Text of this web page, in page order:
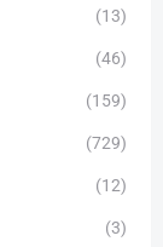
(13)
(46)
(159)
(729)
(12)
(3)